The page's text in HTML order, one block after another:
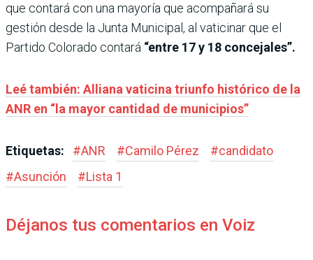
que contará con una mayoría que acompañará su
gestión desde la Junta Municipal, al vaticinar que el
Partido Colorado contará “entre 17 y 18 concejales”.
Leé también: Alliana vaticina triunfo histórico de la
ANR en “la mayor cantidad de municipios”
Etiquetas: #ANR #Camilo Pérez #candidato
#Asunción #Lista 1
Déjanos tus comentarios en Voiz